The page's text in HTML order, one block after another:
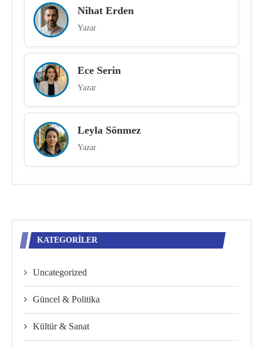
Nihat Erden
Yazar
Ece Serin
Yazar
Leyla Sönmez
Yazar
KATEGORILER
Uncategorized
Güncel & Politika
Kültür & Sanat